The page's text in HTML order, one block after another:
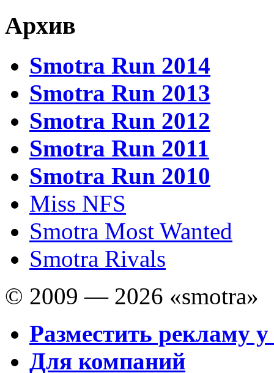
Архив
Smotra Run 2014
Smotra Run 2013
Smotra Run 2012
Smotra Run 2011
Smotra Run 2010
Miss NFS
Smotra Most Wanted
Smotra Rivals
© 2009 — 2026 «smotra»
Разместить рекламу у
Для компаний